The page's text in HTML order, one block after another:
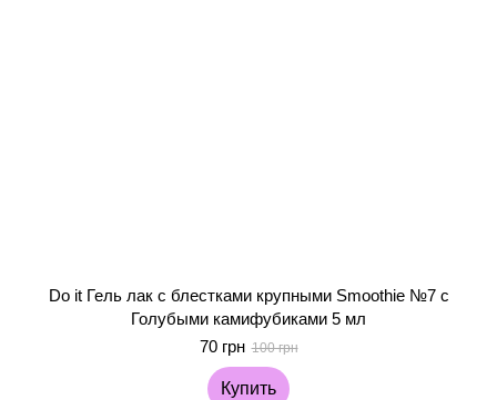
Do it Гель лак с блестками крупными Smoothie №7 с
Голубыми камифубиками 5 мл
70 грн 100 грн
Купить